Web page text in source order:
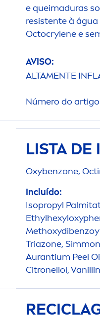
e queimaduras
resistente à
Octocrylene e
AVISO:
ALTAMENTE
Número do
LISTA DE
Oxybenzone,
Incluído:
Isopropyl
Triazone,
Aurantium Peel
Citronellol,